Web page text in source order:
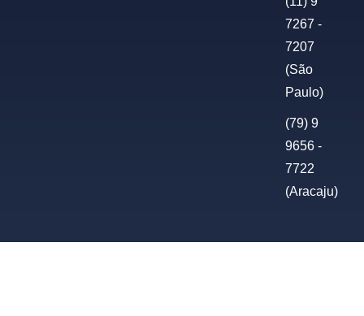
7267 -
7207
(São
Paulo)
(79) 9
9656 -
7722
(Aracaju)